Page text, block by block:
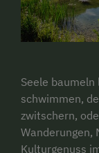
Seele
schwimmen,
zwitschern,
Wanderungen,
Kulturgenuss